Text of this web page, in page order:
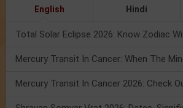
English Hindi
Total Solar Eclipse 2026: Know Zodiac